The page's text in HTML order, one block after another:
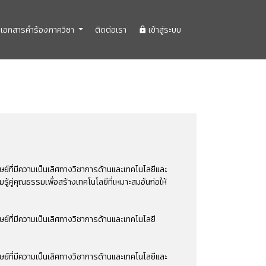
เอกสารคำร้องภาควิชา ติดต่อเรา เข้าสู่ระบบ
มีความเป็นเลิศทางวิชาการด้านและเทคโนโลยีและ
รู้คู่คุณธรรมเพื่อสร้างเทคโนโลยีที่เหมาะสมอันก่อให้
มีความเป็นเลิศทางวิชาการด้านและเทคโนโลยี
มีความเป็นเลิศทางวิชาการด้านและเทคโนโลยีและ